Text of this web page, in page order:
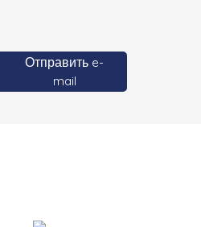
Отправить e-
mail